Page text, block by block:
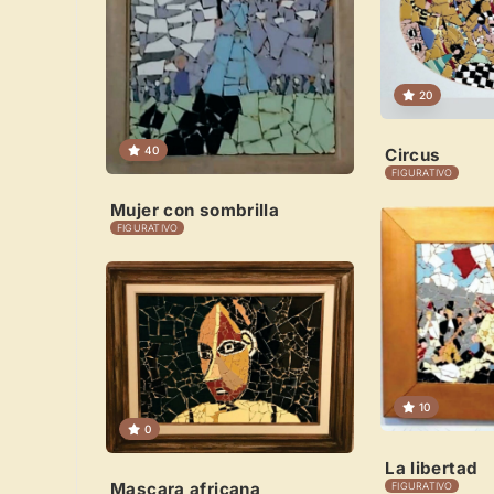
40
Mujer con sombrilla
FIGURATIVO
0
Mascara africana
20
Circus
FIGURATIVO
10
La libertad
FIGURATIVO